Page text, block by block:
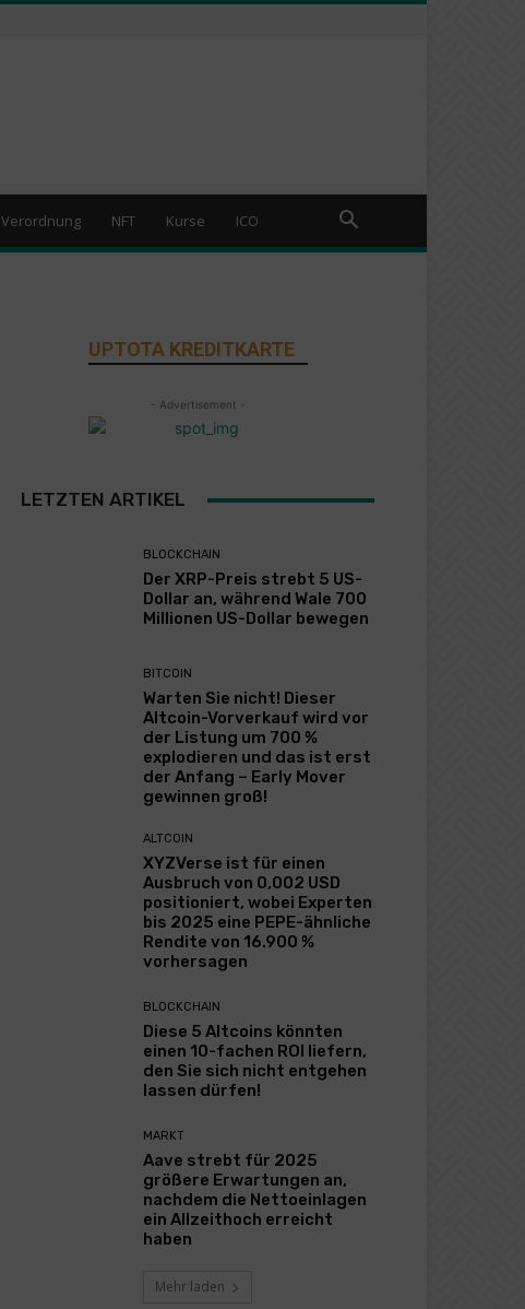
Verordnung NFT Kurse ICO
UPTOTA KREDITKARTE
- Advertisement -
LETZTEN ARTIKEL
BLOCKCHAIN
Der XRP-Preis strebt 5 US-
Dollar an, während Wale 700
Millionen US-Dollar bewegen
BITCOIN
Warten Sie nicht! Dieser
Altcoin-Vorverkauf wird vor
der Listung um 700 %
explodieren und das ist erst
der Anfang – Early Mover
gewinnen groß!
ALTCOIN
XYZVerse ist für einen
Ausbruch von 0,002 USD
positioniert, wobei Experten
bis 2025 eine PEPE-ähnliche
Rendite von 16.900 %
vorhersagen
BLOCKCHAIN
Diese 5 Altcoins könnten
einen 10-fachen ROI liefern,
den Sie sich nicht entgehen
lassen dürfen!
MARKT
Aave strebt für 2025
größere Erwartungen an,
nachdem die Nettoeinlagen
ein Allzeithoch erreicht
haben
Mehr laden